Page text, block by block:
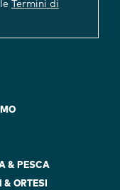
Termini di
& PESCA
& ORTESI